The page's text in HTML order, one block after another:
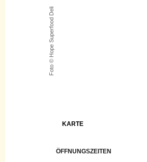
Foto © Hope Superfood Deli
KARTE
ÖFFNUNGSZEITEN